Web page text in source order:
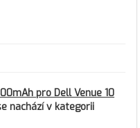
pro Dell Venue 10
nachází v kategorii